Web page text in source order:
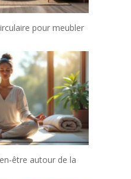
pour meubler
être autour de la